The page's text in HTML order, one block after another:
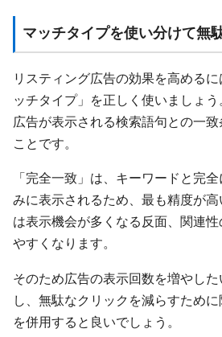
マッチタイプを使い分けて無
リスティング広告の効果を高める
ッチタイプ」を正しく使いましょう
広告が表示される検索語句との一
ことです。
「完全一致」は、キーワードと完
みに表示されるため、最も精度が高
は表示機会が多くなる反面、関連
やすくなります。
そのため広告の表示回数を増やし
し、無駄なクリックを減らすため
を併用すると良いでしょう。